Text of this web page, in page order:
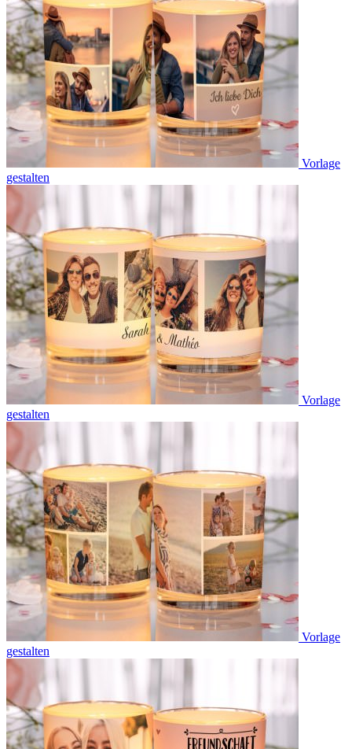
Vorlage
gestalten
Vorlage
gestalten
Vorlage
gestalten